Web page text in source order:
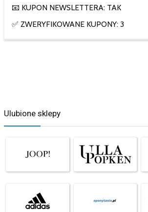
📧 KUPON NEWSLETTERA: TAK
✅ ZWERYFIKOWANE KUPONY: 3
Ulubione sklepy